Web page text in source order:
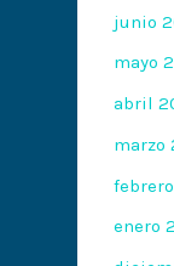
junio
mayo
abril
marzo
enero